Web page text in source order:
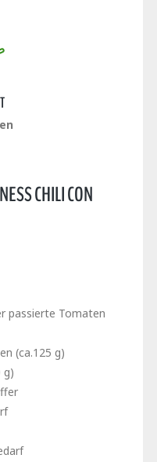
CHILI CON
passierte Tomaten
(ca.125 g)
g)